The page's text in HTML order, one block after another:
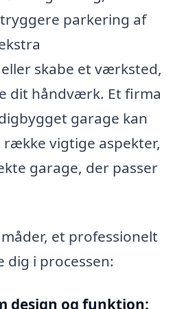
parkering af
skabe et værksted,
dit håndværk. Et firma
garage kan
vigtige aspekter,
garage, der passer
et professionelt
dig i processen:
design og funktion: